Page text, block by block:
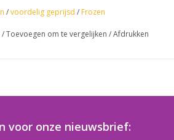
geschikt voor Toystation,
/voordelig geprijsd / Frozen
/Toevoegen om te vergelijken /Afdrukken
voor onze nieuwsbrief: